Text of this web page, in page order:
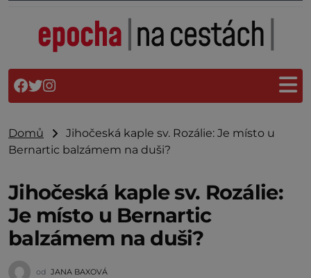
Domů
Jihočeská kaple sv. Rozálie: Je místo u
Bernartic balzámem na duši?
Jihočeská kaple sv. Rozálie:
Je místo u Bernartic
balzámem na duši?
od JANA BAXOVÁ